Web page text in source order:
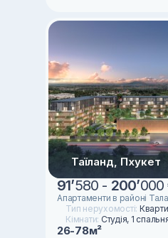
Таїланд, Пхукет
91’580 - 200’000
Апартаменти в районі
Тип нерухомості:
Кімнати: Студія, 1
26-78м²